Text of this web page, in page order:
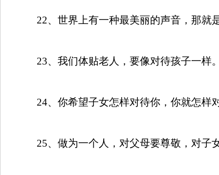
22、世界上有一种最美丽的声音，那
23、我们体贴老人，要像对待孩子一
24、你希望子女怎样对待你，你就怎
25、做为一个人，对父母要尊敬，对